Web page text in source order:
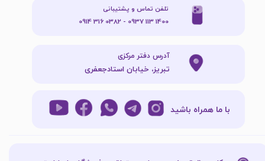
با ما همراه باشید
آدرس دفتر مرکزی
تبریز، خیابان استادجعفری
تلفن تماس و پشتیبانی
1400 113 0937 - 0382 316 0914